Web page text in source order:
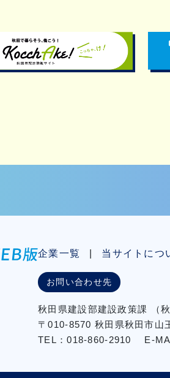
企業一覧 当サイトにつ
お問い合わせ先
秋⽥県建設部建設政策課
（
〒010-8570 秋田県秋田市⼭
TEL：018-860-2910 E-